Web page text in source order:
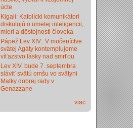
úcte
Kigali: Katolícki komunikátori
diskutujú o umelej inteligencii,
mieri a dôstojnosti človeka
Pápež Lev XIV.: V mučeníctve
svätej Agáty kontemplujeme
víťazstvo lásky nad smrťou
Lev XIV. bude 7. septembra
sláviť svätú omšu vo svätyni
Matky dobrej rady v
Genazzane
viac